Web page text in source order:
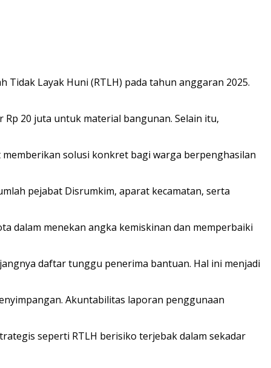
Layak Huni (RTLH) pada tahun anggaran 2025.
20 juta untuk material bangunan. Selain itu,
solusi konkret bagi warga berpenghasilan
pejabat Disrumkim, aparat kecamatan, serta
dalam menekan angka kemiskinan dan memperbaiki
daftar tunggu penerima bantuan. Hal ini menjadi
Akuntabilitas laporan penggunaan
seperti RTLH berisiko terjebak dalam sekadar